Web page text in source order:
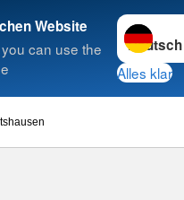
Website
can use the
Sprache
Alles klar
Suche